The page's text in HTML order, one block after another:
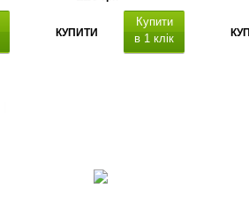
КУПИТИ
Купити
в 1 клік